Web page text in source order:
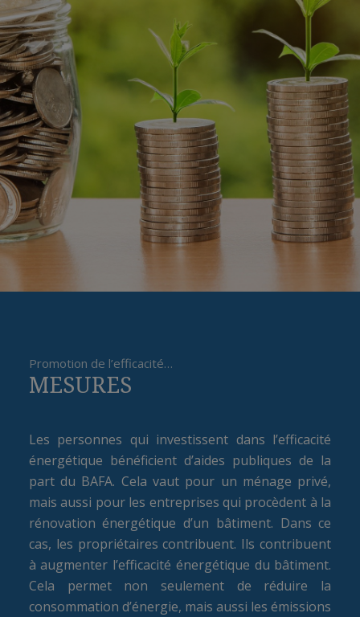
Promotion de l’efficacité…
MESURES
Les personnes qui investissent dans l’efficacité
énergétique bénéficient d’aides publiques de la
part du BAFA. Cela vaut pour un ménage privé,
mais aussi pour les entreprises qui procèdent à la
rénovation énergétique d’un bâtiment. Dans ce
cas, les propriétaires contribuent. Ils contribuent
à augmenter l’efficacité énergétique du bâtiment.
Cela permet non seulement de réduire la
consommation d’énergie, mais aussi les émissions